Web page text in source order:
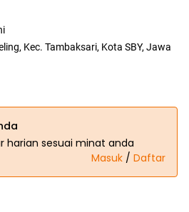
Kec. Tambaksari, Kota SBY, Jawa
harian sesuai minat anda
Masuk / Daftar